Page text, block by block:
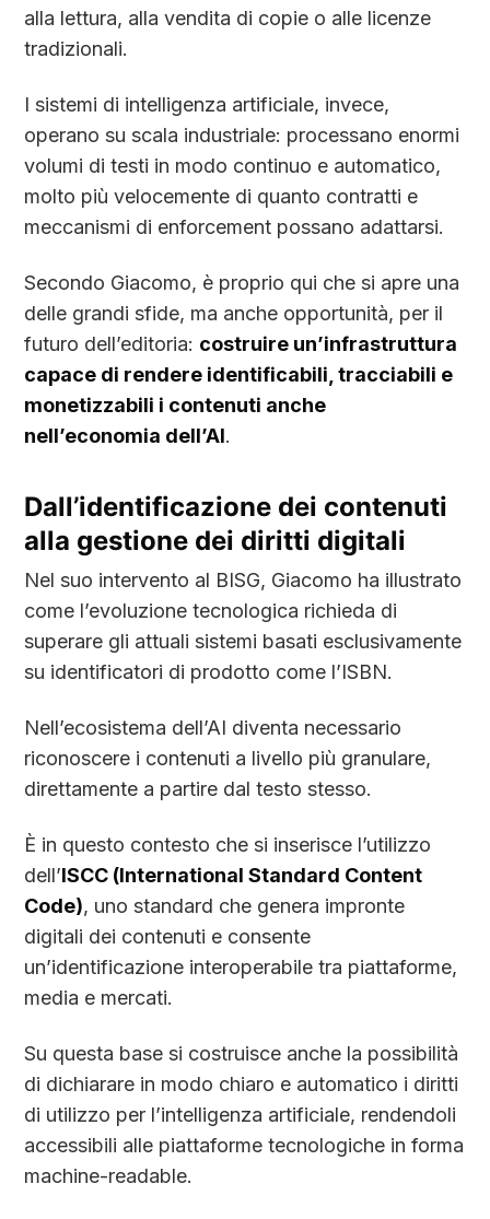
alla lettura, alla vendita di copie o alle licenze
tradizionali.
I sistemi di intelligenza artificiale, invece,
operano su scala industriale: processano enormi
volumi di testi in modo continuo e automatico,
molto più velocemente di quanto contratti e
meccanismi di enforcement possano adattarsi.
Secondo Giacomo, è proprio qui che si apre una
delle grandi sfide, ma anche opportunità, per il
futuro dell’editoria: costruire un’infrastruttura
capace di rendere identificabili, tracciabili e
monetizzabili i contenuti anche
nell’economia dell’AI.
Dall’identificazione dei contenuti
alla gestione dei diritti digitali
Nel suo intervento al BISG, Giacomo ha illustrato
come l’evoluzione tecnologica richieda di
superare gli attuali sistemi basati esclusivamente
su identificatori di prodotto come l’ISBN.
Nell’ecosistema dell’AI diventa necessario
riconoscere i contenuti a livello più granulare,
direttamente a partire dal testo stesso.
È in questo contesto che si inserisce l’utilizzo
dell’ISCC (International Standard Content
Code), uno standard che genera impronte
digitali dei contenuti e consente
un’identificazione interoperabile tra piattaforme,
media e mercati.
Su questa base si costruisce anche la possibilità
di dichiarare in modo chiaro e automatico i diritti
di utilizzo per l’intelligenza artificiale, rendendoli
accessibili alle piattaforme tecnologiche in forma
machine-readable.